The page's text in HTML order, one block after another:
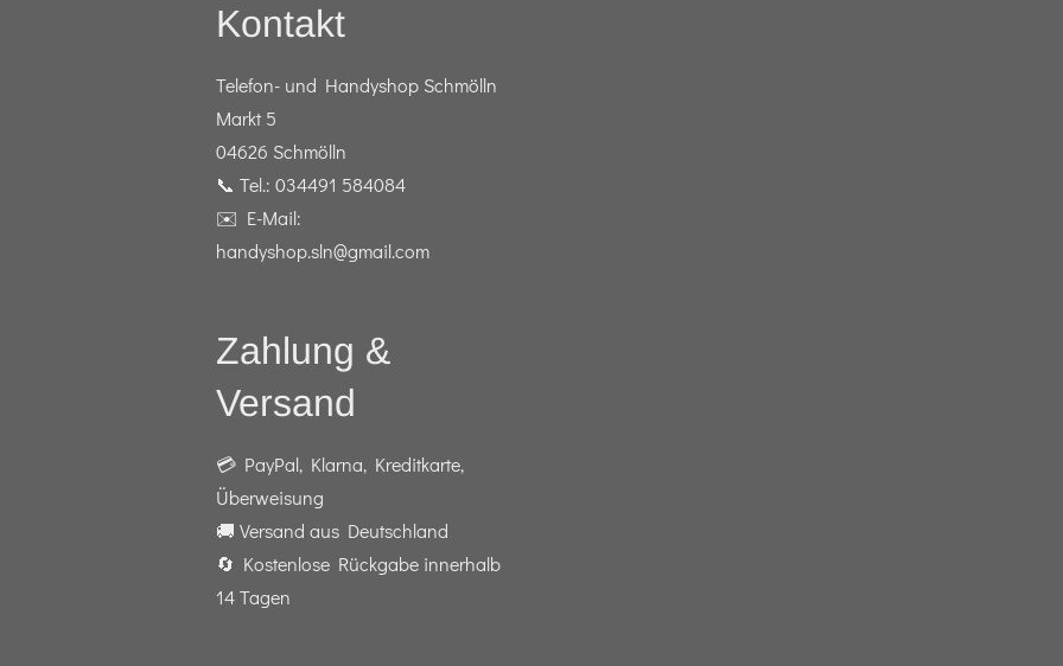
Kontakt
Telefon- und Handyshop Schmölln
Markt 5
04626 Schmölln
📞 Tel.: 034491 584084
✉️ E-Mail:
handyshop.sln@gmail.com
Zahlung &
Versand
💳 PayPal, Klarna, Kreditkarte,
Überweisung
🚚 Versand aus Deutschland
🔄 Kostenlose Rückgabe innerhalb
14 Tagen